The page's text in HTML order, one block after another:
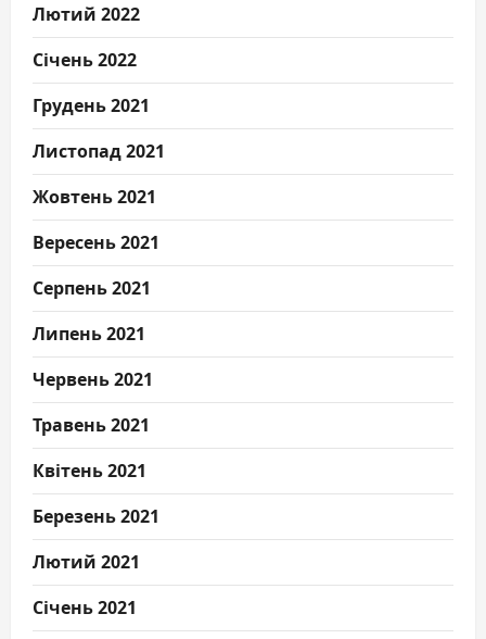
Лютий 2022
Січень 2022
Грудень 2021
Листопад 2021
Жовтень 2021
Вересень 2021
Серпень 2021
Липень 2021
Червень 2021
Травень 2021
Квітень 2021
Березень 2021
Лютий 2021
Січень 2021